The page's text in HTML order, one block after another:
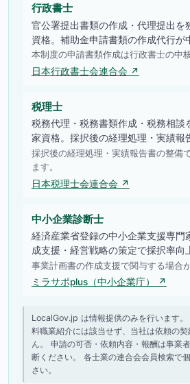
行政書士
官公署提出書類の作成・代理提出を
資格。補助金申請書類の作成代行が
本制度の申請書類作成は行政書士の中
日本行政書士会連合会 ↗
税理士
税務代理・税務書類作成・税務相談
家資格。採択後の経理処理・実績報
採択後の経理処理・実績報告書の整備
ます。
日本税理士会連合会 ↗
中小企業診断士
経済産業省登録の中小企業支援専門
成支援・経営戦略の策定で採択率向
事業計画書の作成支援で関与する場合
ミラサポplus（中小企業庁） ↗
LocalGov.jp は情報提供のみを行います
料職業紹介には該当せず、当社は依頼の
ん。 申請の可否・依頼内容・報酬は事業
断ください。 各士業の連合会会員検索で
さい。